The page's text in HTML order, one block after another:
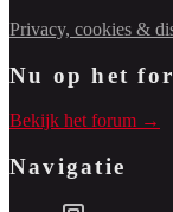
Privacy, cookies &
Nu op het
Bekijk het forum →
Navigatie